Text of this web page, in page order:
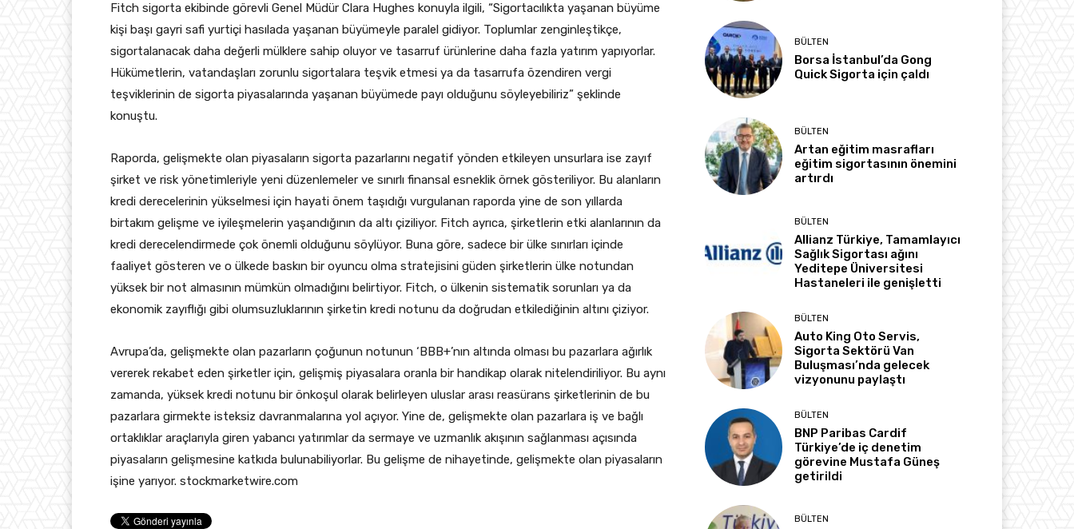
Fitch sigorta ekibinde görevli Genel Müdür Clara Hughes konuyla ilgili, “Sigortacılıkta yaşanan büyüme
kişi başı gayri safi yurtiçi hasılada yaşanan büyümeyle paralel gidiyor. Toplumlar zenginleştikçe,
sigortalanacak daha değerli mülklere sahip oluyor ve tasarruf ürünlerine daha fazla yatırım yapıyorlar.
Hükümetlerin, vatandaşları zorunlu sigortalara teşvik etmesi ya da tasarrufa özendiren vergi
teşviklerinin de sigorta piyasalarında yaşanan büyümede payı olduğunu söyleyebiliriz” şeklinde
konuştu.
Raporda, gelişmekte olan piyasaların sigorta pazarlarını negatif yönden etkileyen unsurlara ise zayıf
şirket ve risk yönetimleriyle yeni düzenlemeler ve sınırlı finansal esneklik örnek gösteriliyor. Bu alanların
kredi derecelerinin yükselmesi için hayati önem taşıdığı vurgulanan raporda yine de son yıllarda
birtakım gelişme ve iyileşmelerin yaşandığının da altı çiziliyor. Fitch ayrıca, şirketlerin etki alanlarının da
kredi derecelendirmede çok önemli olduğunu söylüyor. Buna göre, sadece bir ülke sınırları içinde
faaliyet gösteren ve o ülkede baskın bir oyuncu olma stratejisini güden şirketlerin ülke notundan
yüksek bir not almasının mümkün olmadığını belirtiyor. Fitch, o ülkenin sistematik sorunları ya da
ekonomik zayıflığı gibi olumsuzluklarının şirketin kredi notunu da doğrudan etkilediğinin altını çiziyor.
Avrupa’da, gelişmekte olan pazarların çoğunun notunun ‘BBB+’nın altında olması bu pazarlara ağırlık
vererek rekabet eden şirketler için, gelişmiş piyasalara oranla bir handikap olarak nitelendiriliyor. Bu aynı
zamanda, yüksek kredi notunu bir önkoşul olarak belirleyen uluslar arası reasürans şirketlerinin de bu
pazarlara girmekte isteksiz davranmalarına yol açıyor. Yine de, gelişmekte olan pazarlara iş ve bağlı
ortaklıklar araçlarıyla giren yabancı yatırımlar da sermaye ve uzmanlık akışının sağlanması açısında
piyasaların gelişmesine katkıda bulunabiliyorlar. Bu gelişme de nihayetinde, gelişmekte olan piyasaların
işine yarıyor. stockmarketwire.com
BÜLTEN
Borsa İstanbul’da Gong
Quick Sigorta için çaldı
BÜLTEN
Artan eğitim masrafları
eğitim sigortasının önemini
artırdı
BÜLTEN
Allianz Türkiye, Tamamlayıcı
Sağlık Sigortası ağını
Yeditepe Üniversitesi
Hastaneleri ile genişletti
BÜLTEN
Auto King Oto Servis,
Sigorta Sektörü Van
Buluşması’nda gelecek
vizyonunu paylaştı
BÜLTEN
BNP Paribas Cardif
Türkiye’de iç denetim
görevine Mustafa Güneş
getirildi
BÜLTEN